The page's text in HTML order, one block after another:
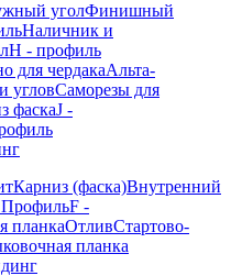
уголФинишный
Наличник и
H - профиль
для чердакаАльта-
угловСаморезы для
фаскаJ -
Карниз (фаска)Внутренний
ПрофильF -
планкаОтливСтартово-
планка